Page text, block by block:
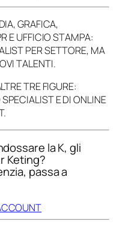
GRAFICA,
E UFFICIO STAMPA:
PER SETTORE, MA
TALENTI.
TRE FIGURE:
E DI ONLINE
la K, gli
Keting?
passa a